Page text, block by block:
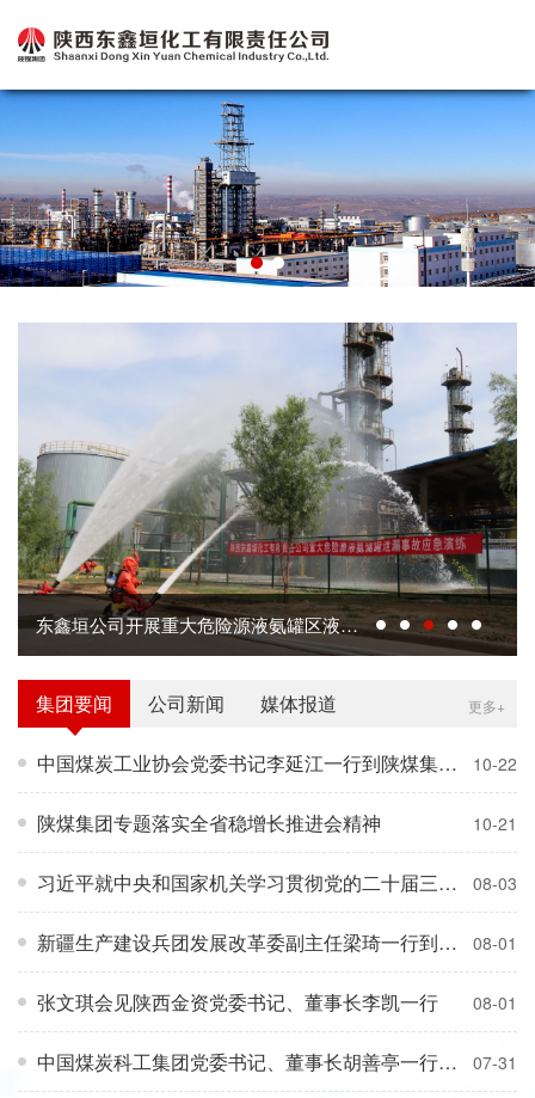
东鑫垣公司开展重大危险源液氨罐区液氨泄漏突发环境事件应急演练
集团要闻 公司新闻 媒体报道 更多+
中国煤炭工业协会党委书记李延江一行到陕煤集团座谈交流 10-22
陕煤集团专题落实全省稳增长推进会精神 10-21
习近平就中央和国家机关学习贯彻党的二十届三中全会精神 推动机关党建高质量发展作出重要指示强调 在学习宣传贯彻全会精神上当好排头兵 全面提高机关党建质量建设模范机关 08-03
新疆生产建设兵团发展改革委副主任梁琦一行到陕煤集团座谈交流 08-01
张文琪会见陕西金资党委书记、董事长李凯一行 08-01
中国煤炭科工集团党委书记、董事长胡善亭一行到陕煤集团座谈交流 07-31